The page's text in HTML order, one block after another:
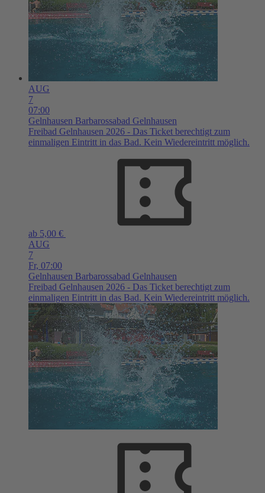
AUG
7
07:00
Gelnhausen Barbarossabad Gelnhausen
Freibad Gelnhausen 2026 - Das Ticket berechtigt zum
einmaligen Eintritt in das Bad. Kein Wiedereintritt möglich.
ab 5,00 €
AUG
7
Fr, 07:00
Gelnhausen Barbarossabad Gelnhausen
Freibad Gelnhausen 2026 - Das Ticket berechtigt zum
einmaligen Eintritt in das Bad. Kein Wiedereintritt möglich.